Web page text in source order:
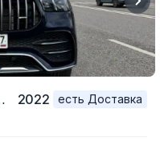
AMG, 2022
есть Доставка